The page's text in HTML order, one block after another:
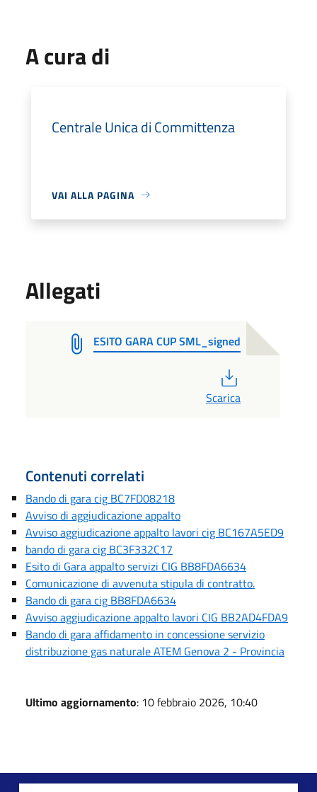
A cura di
Centrale Unica di Committenza
VAI ALLA PAGINA
Allegati
ESITO GARA CUP SML_signed
Scarica
Contenuti correlati
Bando di gara cig BC7FD08218
Avviso di aggiudicazione appalto
Avviso aggiudicazione appalto lavori cig BC167A5ED9
bando di gara cig BC3F332C17
Esito di Gara appalto servizi CIG BB8FDA6634
Comunicazione di avvenuta stipula di contratto.
Bando di gara cig BB8FDA6634
Avviso aggiudicazione appalto lavori CIG BB2AD4FDA9
Bando di gara affidamento in concessione servizio
distribuzione gas naturale ATEM Genova 2 - Provincia
Ultimo aggiornamento: 10 febbraio 2026, 10:40